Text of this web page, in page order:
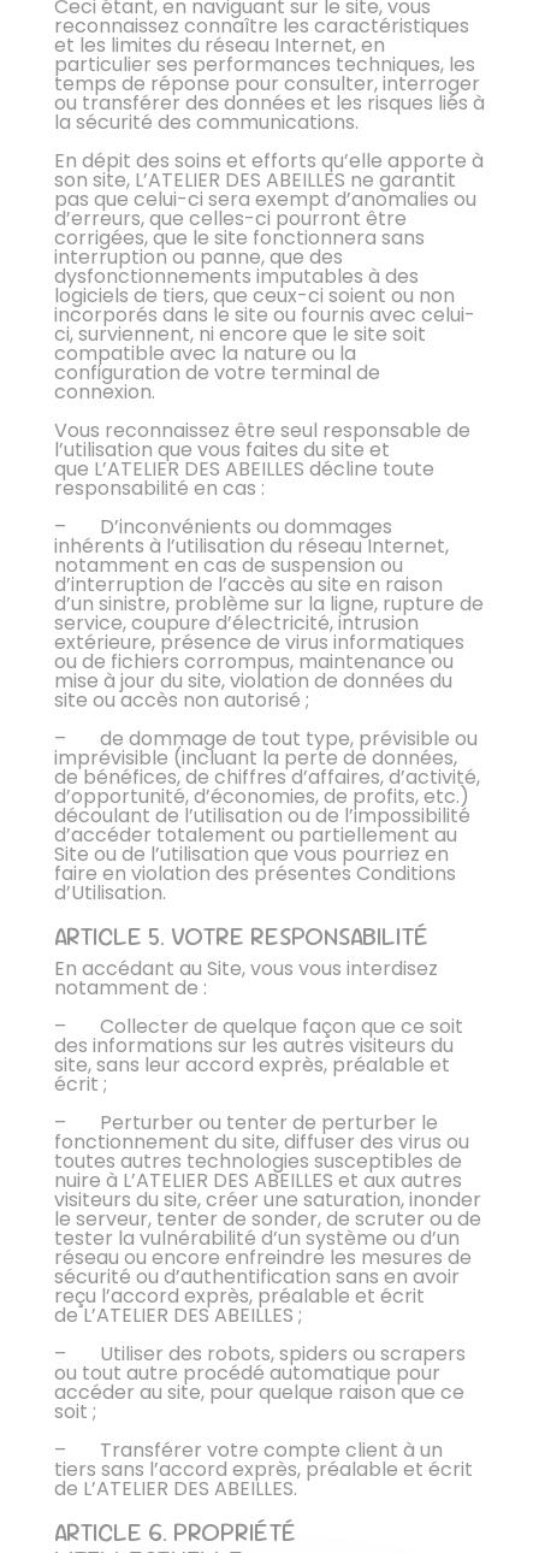
Ceci étant, en naviguant sur le site, vous
reconnaissez connaître les caractéristiques
et les limites du réseau Internet, en
particulier ses performances techniques, les
temps de réponse pour consulter, interroger
ou transférer des données et les risques liés à
la sécurité des communications.
En dépit des soins et efforts qu’elle apporte à
son site, L’ATELIER DES ABEILLES ne garantit
pas que celui-ci sera exempt d’anomalies ou
d’erreurs, que celles-ci pourront être
corrigées, que le site fonctionnera sans
interruption ou panne, que des
dysfonctionnements imputables à des
logiciels de tiers, que ceux-ci soient ou non
incorporés dans le site ou fournis avec celui-
ci, surviennent, ni encore que le site soit
compatible avec la nature ou la
configuration de votre terminal de
connexion.
Vous reconnaissez être seul responsable de
l’utilisation que vous faites du site et
que L’ATELIER DES ABEILLES décline toute
responsabilité en cas :
– D’inconvénients ou dommages
inhérents à l’utilisation du réseau Internet,
notamment en cas de suspension ou
d’interruption de l’accès au site en raison
d’un sinistre, problème sur la ligne, rupture de
service, coupure d’électricité, intrusion
extérieure, présence de virus informatiques
ou de fichiers corrompus, maintenance ou
mise à jour du site, violation de données du
site ou accès non autorisé ;
– de dommage de tout type, prévisible ou
imprévisible (incluant la perte de données,
de bénéfices, de chiffres d’affaires, d’activité,
d’opportunité, d’économies, de profits, etc.)
découlant de l’utilisation ou de l’impossibilité
d’accéder totalement ou partiellement au
Site ou de l’utilisation que vous pourriez en
faire en violation des présentes Conditions
d’Utilisation.
ARTICLE 5. VOTRE RESPONSABILITÉ
En accédant au Site, vous vous interdisez
notamment de :
– Collecter de quelque façon que ce soit
des informations sur les autres visiteurs du
site, sans leur accord exprès, préalable et
écrit ;
– Perturber ou tenter de perturber le
fonctionnement du site, diffuser des virus ou
toutes autres technologies susceptibles de
nuire à L’ATELIER DES ABEILLES et aux autres
visiteurs du site, créer une saturation, inonder
le serveur, tenter de sonder, de scruter ou de
tester la vulnérabilité d’un système ou d’un
réseau ou encore enfreindre les mesures de
sécurité ou d’authentification sans en avoir
reçu l’accord exprès, préalable et écrit
de L’ATELIER DES ABEILLES ;
– Utiliser des robots, spiders ou scrapers
ou tout autre procédé automatique pour
accéder au site, pour quelque raison que ce
soit ;
– Transférer votre compte client à un
tiers sans l’accord exprès, préalable et écrit
de L’ATELIER DES ABEILLES.
ARTICLE 6. PROPRIÉTÉ